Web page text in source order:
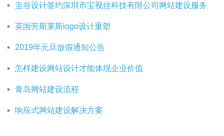
圭谷设计签约深圳市宝视佳科技有限公司网站建设服务
英国劳斯莱斯logo设计重塑
2019年元旦放假通知公告
怎样建设网站设计才能体现企业价值
青岛网站建设流程
响应式网站建设解决方案